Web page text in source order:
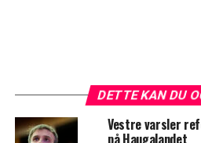
DETTE KAN DU
Vestre varsler